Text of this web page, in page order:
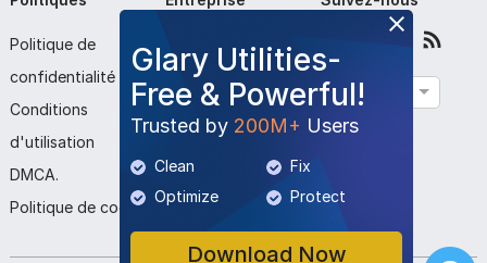
Glary Utilities-
Free & Powerful!
Trusted by 200M+ Users
Clean
Fix
Optimize
Protect
Download Now
Politique de
confidentialité
Conditions
d'utilisation
DMCA.
Politique de cookies
À propos de nous
Contactez-nous
Soumettre le
programme
Français